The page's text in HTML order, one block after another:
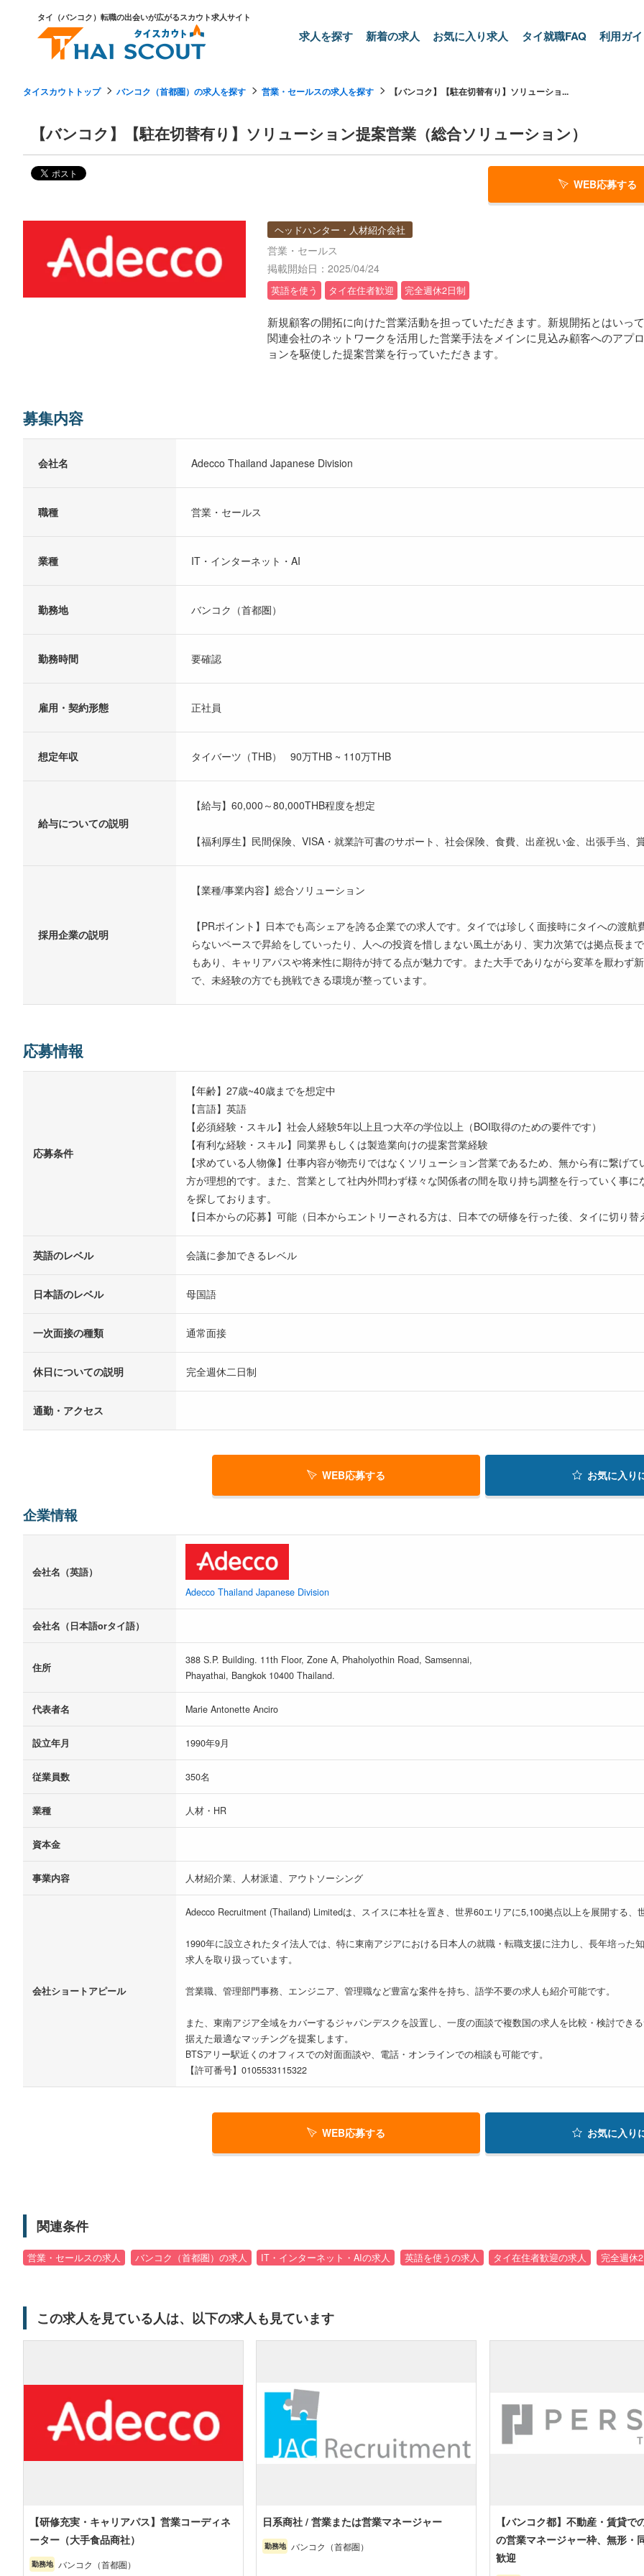
タイ（バンコク）転職の出会いが広がるスカウト求人サイト
求人を探す 新着の求人 お気に入り求人 タイ就職FAQ 利用ガ
タイスカウトトップ バンコク（首都圏）の求人を探す 営業・セールスの求人を探す 【バンコク】【駐在切替有り】ソリューショ...
【バンコク】【駐在切替有り】ソリューション提案営業（総合ソリューション）
WEB応募する
ヘッドハンター・人材紹介会社
営業・セールス
掲載開始日：2025/04/24
英語を使う タイ在住者歓迎 完全週休2日制
新規顧客の開拓に向けた営業活動を担っていただきます。新規開拓とはい
関連会社のネットワークを活用した営業手法をメインに見込み顧客へのアプ
ョンを駆使した提案営業を行っていただきます。
募集内容
会社名 Adecco Thailand Japanese Division
職種 営業・セールス
業種 IT・インターネット・AI
勤務地 バンコク（首都圏）
勤務時間 要確認
雇用・契約形態 正社員
想定年収 タイバーツ（THB） 90万THB ~ 110万THB
給与についての説明
【給与】60,000～80,000THB程度を想定
【福利厚生】民間保険、VISA・就業許可書のサポート、社会保険、食費、出産祝い金、出張手当
採用企業の説明
【業種/事業内容】総合ソリューション
【PRポイント】日本でも高シェアを誇る企業での求人です。タイでは珍しく面接時にタイへの渡
らないペースで昇給をしていったり、人への投資を惜しまない風土があり、実力次第では拠点長
もあり、キャリアパスや将来性に期待が持てる点が魅力です。また大手でありながら変革を厭わず
で、未経験の方でも挑戦できる環境が整っています。
応募情報
応募条件
【年齢】27歳~40歳までを想定中
【言語】英語
【必須経験・スキル】社会人経験5年以上且つ大卒の学位以上（BOI取得のための要件です）
【有利な経験・スキル】同業界もしくは製造業向けの提案営業経験
【求めている人物像】仕事内容が物売りではなくソリューション営業であるため、無から有に繋げ
方が理想的です。また、営業として社内外問わず様々な関係者の間を取り持ち調整を行っていく事
を探しております。
【日本からの応募】可能（日本からエントリーされる方は、日本での研修を行った後、タイに切り
英語のレベル 会議に参加できるレベル
日本語のレベル 母国語
一次面接の種類 通常面接
休日についての説明 完全週休二日制
通勤・アクセス
WEB応募する お気に入り
企業情報
会社名（英語）
Adecco Thailand Japanese Division
会社名（日本語orタイ語）
住所
388 S.P. Building. 11th Floor, Zone A, Phaholyothin Road, Samsennai,
Phayathai, Bangkok 10400 Thailand.
代表者名 Marie Antonette Anciro
設立年月 1990年9月
従業員数 350名
業種 人材・HR
資本金
事業内容 人材紹介業、人材派遣、アウトソーシング
会社ショートアピール
Adecco Recruitment (Thailand) Limitedは、スイスに本社を置き、世界60エリアに5,100拠点以上を展開する
1990年に設立されたタイ法人では、特に東南アジアにおける日本人の就職・転職支援に注力し、長年培っ
求人を取り扱っています。
営業職、管理部門事務、エンジニア、管理職など豊富な案件を持ち、語学不要の求人も紹介可能です。
また、東南アジア全域をカバーするジャパンデスクを設置し、一度の面談で複数国の求人を比較・検討でき
据えた最適なマッチングを提案します。
BTSアリー駅近くのオフィスでの対面面談や、電話・オンラインでの相談も可能です。
【許可番号】0105533115322
WEB応募する お気に入り
関連条件
営業・セールスの求人 バンコク（首都圏）の求人 IT・インターネット・AIの求人 英語を使うの求人 タイ在住者歓迎の求人 完全週休
この求人を見ている人は、以下の求人も見ています
【研修充実・キャリアパス】営業コーディネ
ーター（大手食品商社）
勤務地 バンコク（首都圏）
日系商社 / 営業または営業マネージャー
勤務地 バンコク（首都圏）
【バンコク都】不動産・賃貸で
の営業マネージャー枠、無形・
歓迎